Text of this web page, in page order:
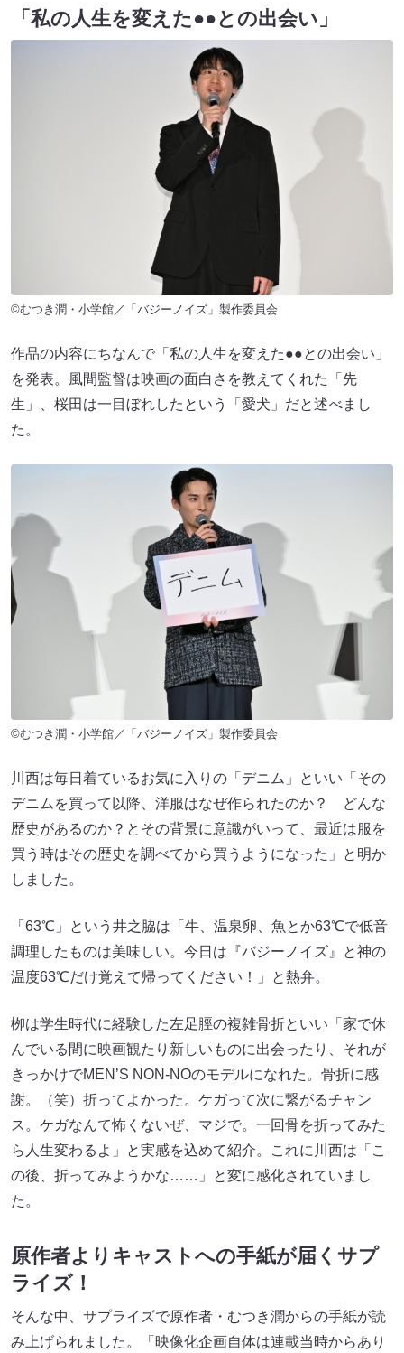
「私の人生を変えた●●との出会い」
©むつき潤・小学館／「バジーノイズ」製作委員会
作品の内容にちなんで「私の人生を変えた●●との出会い」
を発表。風間監督は映画の面白さを教えてくれた「先
生」、桜田は一目ぼれしたという「愛犬」だと述べまし
た。
©むつき潤・小学館／「バジーノイズ」製作委員会
川西は毎日着ているお気に入りの「デニム」といい「その
デニムを買って以降、洋服はなぜ作られたのか？ どんな
歴史があるのか？とその背景に意識がいって、最近は服を
買う時はその歴史を調べてから買うようになった」と明か
しました。
「63℃」という井之脇は「牛、温泉卵、魚とか63℃で低音
調理したものは美味しい。今日は『バジーノイズ』と神の
温度63℃だけ覚えて帰ってください！」と熱弁。
栁は学生時代に経験した左足脛の複雑骨折といい「家で休
んでいる間に映画観たり新しいものに出会ったり、それが
きっかけでMEN’S NON-NOのモデルになれた。骨折に感
謝。（笑）折ってよかった。ケガって次に繋がるチャン
ス。ケガなんて怖くないぜ、マジで。一回骨を折ってみた
ら人生変わるよ」と実感を込めて紹介。これに川西は「こ
の後、折ってみようかな……」と変に感化されていまし
た。
原作者よりキャストへの手紙が届くサプ
ライズ！
そんな中、サプライズで原作者・むつき潤からの手紙が読
み上げられました。「映像化企画自体は連載当時からあり